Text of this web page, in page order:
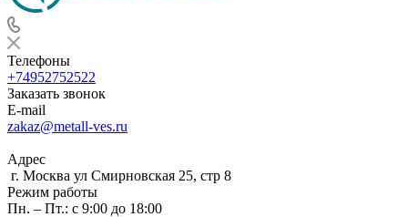
Телефоны
+74952752522
Заказать звонок
E-mail
zakaz@metall-ves.ru
Адрес
г. Москва ул Смирновская 25, стр 8
Режим работы
Пн. – Пт.: с 9:00 до 18:00